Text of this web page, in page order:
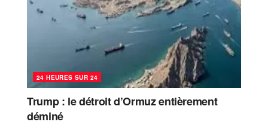
24 HEURES SUR 24
Trump : le détroit d’Ormuz entièrement
déminé